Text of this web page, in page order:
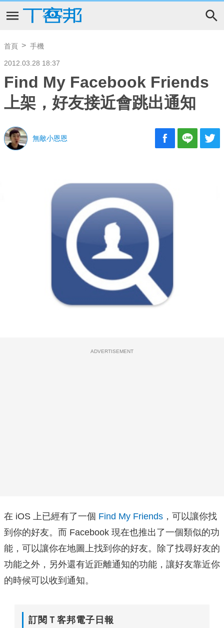
首頁 手機
2012.03.28 18:37
Find My Facebook Friends
上架，好友接近會跳出通知
無敵小恩恩
ADVERTISEMENT
在 iOS 上已經有了一個 Find My Friends ，可以讓你找
到你的好友。而 Facebook 現在也推出了一個類似的功
能，可以讓你在地圖上找到你的好友。除了找尋好友的
功能之外，另外還有近距離通知的功能，讓好友靠近你
的時候可以收到通知。
訂閱Ｔ客邦電子日報